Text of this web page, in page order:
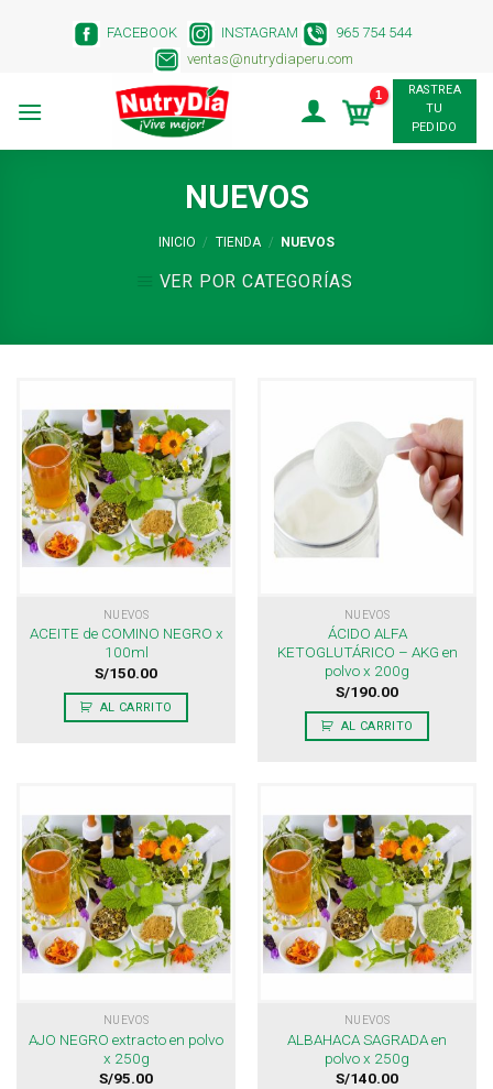
FACEBOOK INSTAGRAM
965 754 544
ventas@nutrydiaperu.com
RASTREA
TU
PEDIDO
NUEVOS
INICIO / TIENDA / NUEVOS
VER POR CATEGORÍAS
NUEVOS
ACEITE de COMINO NEGRO x
100ml
S/150.00
AL CARRITO
NUEVOS
ÁCIDO ALFA
KETOGLUTÁRICO – AKG en
polvo x 200g
S/190.00
AL CARRITO
NUEVOS
AJO NEGRO extracto en polvo
x 250g
S/95.00
NUEVOS
ALBAHACA SAGRADA en
polvo x 250g
S/140.00